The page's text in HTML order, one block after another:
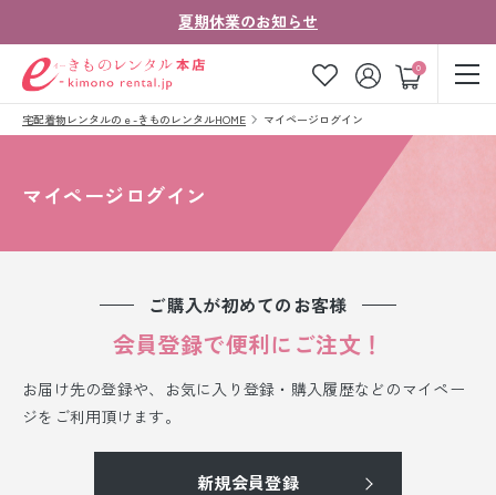
夏期休業のお知らせ
0
ゲスト
お気に入り ログイン
よくあるご質問
お問い合わせ
法人・グループの
お客様はこちら
着物の種類から探す
宅配着物レンタルのｅ-きものレンタルHOME マイページログイン
マイページログイン
ご購入が初めてのお客様
会員登録で便利にご注文！
お届け先の登録や、お気に入り登録・購入履歴などのマイペー
ジをご利用頂けます。
新規会員登録